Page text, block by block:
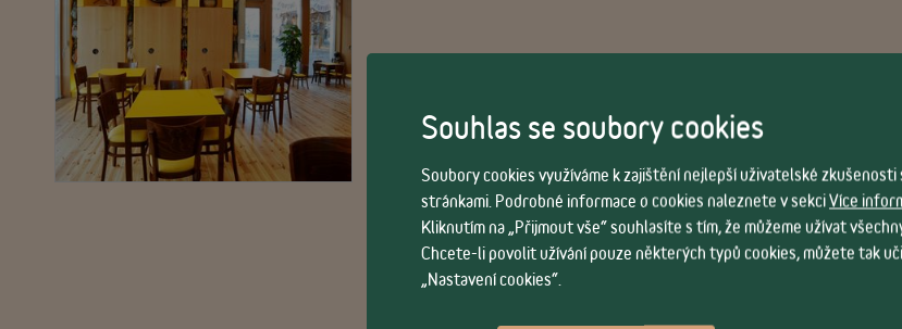
Souhlas se soubory cookies
Soubory cookies využíváme k zajištění nejlepší uživatelské zkušenosti
stránkami. Podrobné informace o cookies naleznete v sekciVíce
Kliknutím na „Přijmout vše“ souhlasíte s tím, že můžeme užívat
Chcete-li povolit užívání pouze některých typů cookies, můžete tak
„Nastavení cookies“.